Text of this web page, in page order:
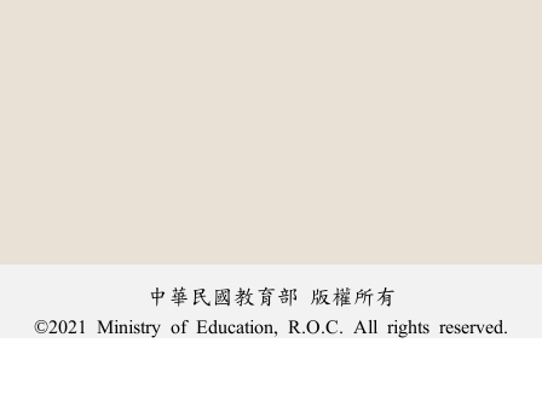
中華民國教育部 版權所有
©2021 Ministry of Education, R.O.C. All rights reserved.